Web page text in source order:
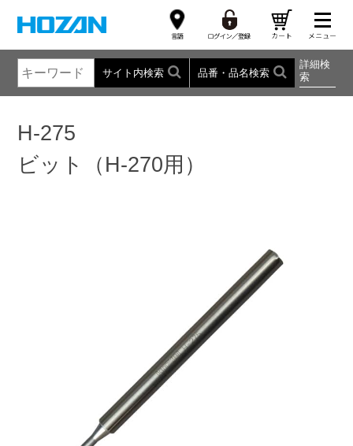
サイト内検索 品番・品名検索
詳細検
索
H-275
ビット（H-270用）